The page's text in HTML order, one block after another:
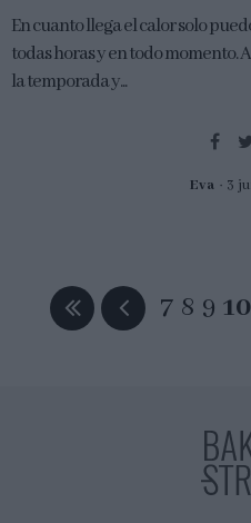
En cuanto llega el calor solo
todas horas y en todo momento.
la temporada y...
Eva 3
7 8 9 10